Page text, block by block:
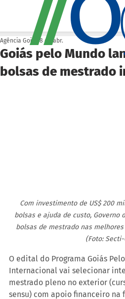
Goiás pelo Mundo
bolsas de mestrado
Agência Goiás 8 de abr.
Com investimento de US$ 200
bolsas e ajuda de custo, Governo
bolsas de mestrado nas
(Foto: Secti-
O edital do Programa Goiás
Internacional vai selecionar
mestrado pleno no exterior
sensu) com apoio financeiro na